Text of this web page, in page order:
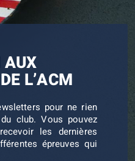
L’ACM
pour ne rien
club. Vous pouvez
les dernières
épreuves qui